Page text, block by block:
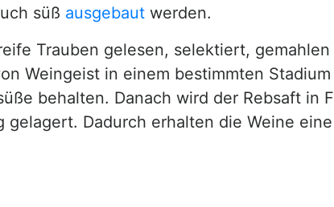
süß ausgebaut werden.
Trauben gelesen, selektiert,
Weingeist in einem bestimmten
behalten. Danach wird der Rebsaft in
gelagert. Dadurch erhalten die Weine